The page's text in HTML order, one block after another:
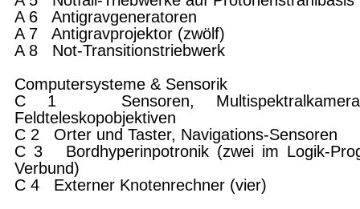
A 6 Antigravgeneratoren
A 7 Antigravprojektor (zwölf)
A 8 Not-Transitionstriebwerk
Computersysteme & Sensorik
C 1 Sensoren,
Feldteleskopobjektiven
C 2 Orter und Taster, Navigations-Sensoren
C 3 Bordhyperinpotronik (zwei im Logik-
Verbund)
C 4 Externer Knotenrechner (vier)